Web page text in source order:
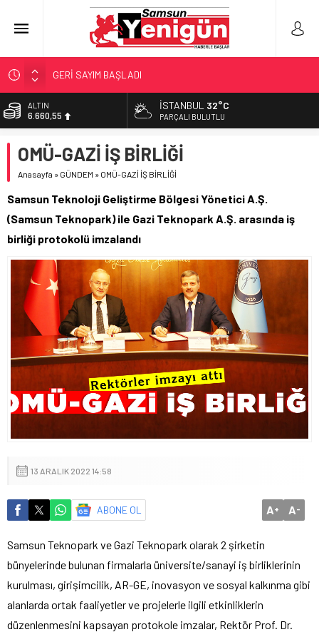
GERİ SAYIM BAŞLADI
SAMSUNSPOR’DA HEDEF 5’İNCİLİK!
‘BAFRA’YA YATIRIM YAPIN!’
YÖNETİCİ SEÇERKEN YAPILAN EN BÜYÜK HATALAR
ALTIN
6.660,55
13.779,39
DOLAR
55,1881
İSTANBUL 32°C
PARÇALI BULUTLU
OMÜ-GAZİ İŞ BİRLİĞİ
Anasayfa » GÜNDEM » OMÜ-GAZİ İŞ BİRLİĞİ
Samsun Teknoloji Geliştirme Bölgesi Yönetici A.Ş.
(Samsun Teknopark) ile Gazi Teknopark A.Ş. arasında iş
birliği protokolü imzalandı
13 ARALIK 2022 14:58
ABONE OL A+ A-
Samsun Teknopark ve Gazi Teknopark olarak 2 şirketin
bünyelerinde bulunan firmalarla üniversite/sanayi iş birliklerinin
kurulması, girişimcilik, AR-GE, inovasyon ve sosyal kalkınma gibi
alanlarda ortak faaliyetler ve projelerle ilgili etkinliklerin
düzenlenmesini kapsayan protokole imzalar, Rektör Prof. Dr.